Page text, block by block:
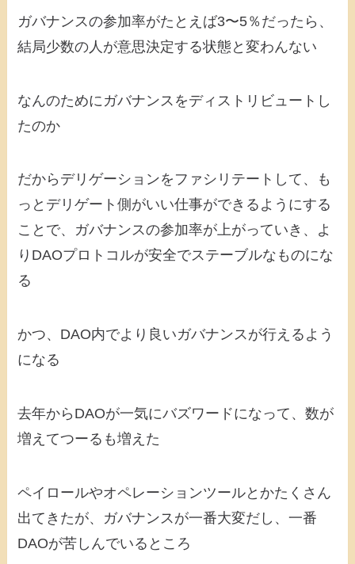
ガバナンスの参加率がたとえば3〜5％だったら、
結局少数の人が意思決定する状態と変わんない
なんのためにガバナンスをディストリビュートし
たのか
だからデリゲーションをファシリテートして、も
っとデリゲート側がいい仕事ができるようにする
ことで、ガバナンスの参加率が上がっていき、よ
りDAOプロトコルが安全でステーブルなものにな
る
かつ、DAO内でより良いガバナンスが行えるよう
になる
去年からDAOが一気にバズワードになって、数が
増えてつーるも増えた
ペイロールやオペレーションツールとかたくさん
出てきたが、ガバナンスが一番大変だし、一番
DAOが苦しんでいるところ